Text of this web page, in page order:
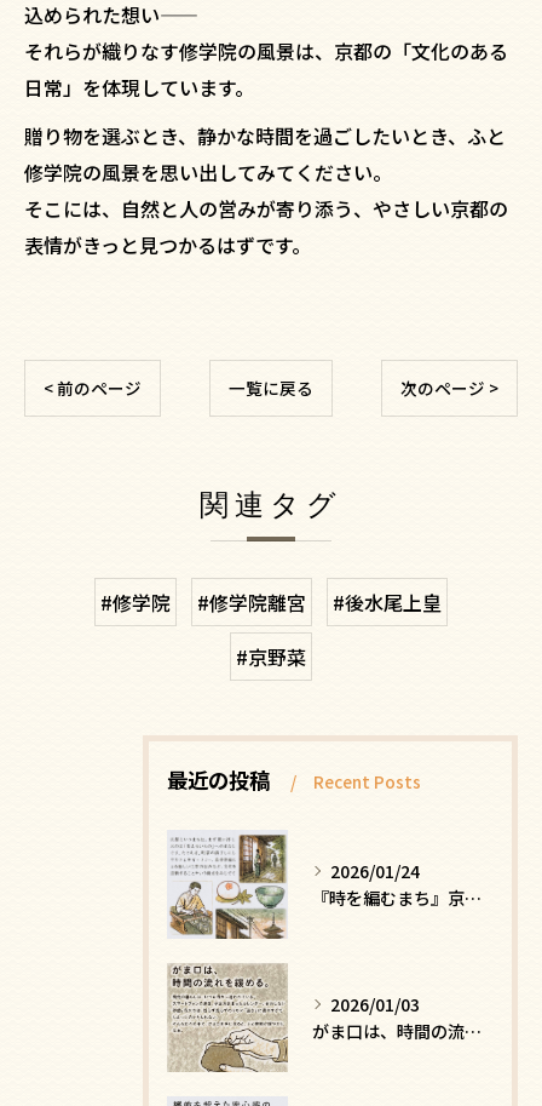
込められた想い——
それらが織りなす修学院の風景は、京都の「文化のある
日常」を体現しています。
贈り物を選ぶとき、静かな時間を過ごしたいとき、ふと
修学院の風景を思い出してみてください。
そこには、自然と人の営みが寄り添う、やさしい京都の
表情がきっと見つかるはずです。
< 前のページ 一覧に戻る 次のページ >
関連タグ
#修学院 #修学院離宮
#後水尾上皇
#京野菜
最近の投稿 Recent Posts
2026/01/24
『時を編むまち』京都ー日常にひそむ、静かな贅沢
2026/01/03
がま口は、時間の流れを緩める